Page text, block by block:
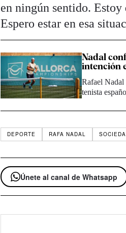
en ningún sentido. Estoy
Espero estar en esa
Nadal
intención
Rafael Nadal
tenista
DEPORTE RAFA NADAL
Únete al canal de Whatsapp